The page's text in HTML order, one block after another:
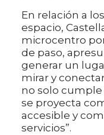
En relación a
espacio,
microcentro
de paso,
generar un
mirar y
no solo
se proyecta
accesible y
servicios”.